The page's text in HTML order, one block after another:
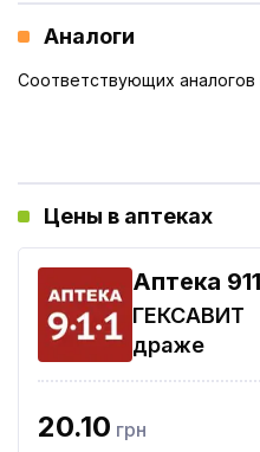
Аналоги
Соответствующих аналогов
Цены в аптеках
Aптека 911
ГЕКСАВИТ
драже
20.10 грн